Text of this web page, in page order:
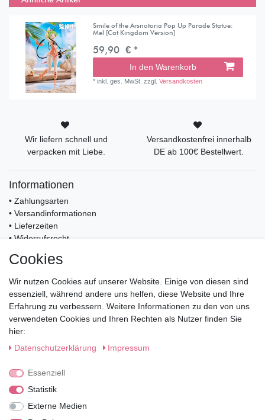
Smile of the Arsnotoria Pop Up Parade Statue:
Mel [Cat Kingdom Version]
59,90 € *
In den Warenkorb
*inkl. ges. MwSt. zzgl.Versandkosten
Wir liefern schnell und
verpacken mit Liebe.
Versandkostenfrei innerhalb
DE ab 100€ Bestellwert.
Informationen
• Zahlungsarten
• Versandinformationen
• Lieferzeiten
• Widerrufsrecht
Mein Konto
• Anmeldung
• Warenkorb
• Kasse
• Wunschliste
Service
• Datenschutz
• AGB
Cookies
Wir nutzen Cookies auf unserer Website. Einige von diesen sind
essenziell, während andere uns helfen, diese Website und Ihre
Erfahrung zu verbessern. Weitere Informationen zu den von uns
verwendeten Cookies und Ihren Rechten als Nutzer finden Sie
hier:
Daten­schutz­erklärung
Impressum
Essenziell
Statistik
Externe Medien